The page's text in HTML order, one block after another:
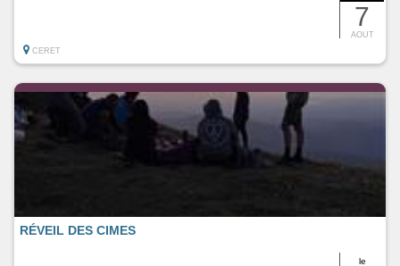
7
AOUT
CERET
le
RÉVEIL DES CIMES